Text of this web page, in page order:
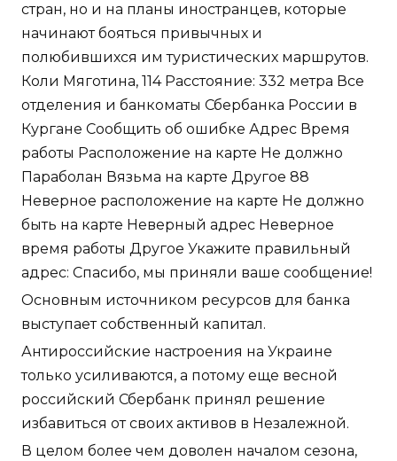
стран, но и на планы иностранцев, которые
начинают бояться привычных и
полюбившихся им туристических маршрутов.
Коли Мяготина, 114 Расстояние: 332 метра Все
отделения и банкоматы Сбербанка России в
Кургане Сообщить об ошибке Адрес Время
работы Расположение на карте Не должно
Параболан Вязьма на карте Другое 88
Неверное расположение на карте Не должно
быть на карте Неверный адрес Неверное
время работы Другое Укажите правильный
адрес: Спасибо, мы приняли ваше сообщение!
Основным источником ресурсов для банка
выступает собственный капитал.
Антироссийские настроения на Украине
только усиливаются, а потому еще весной
российский Сбербанк принял решение
избавиться от своих активов в Незалежной.
В целом более чем доволен началом сезона,